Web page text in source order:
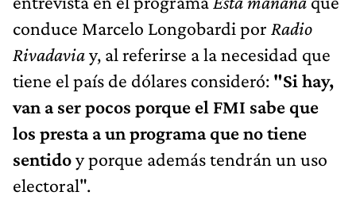
conduce Marcelo Longobardi por Radio
Rivadaviay, al referirse a la necesidad que
tiene el país de dólares consideró: "Si hay,
van a ser pocos porque el FMI sabe que
los presta a un programa que no tiene
sentidoy porque además tendrán un uso
electoral".